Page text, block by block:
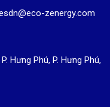
zenergy.com
Hưng Phú, P. Hưng Phú,